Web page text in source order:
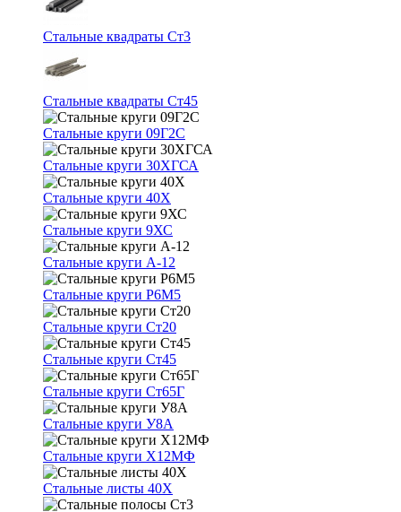
Стальные квадраты Ст3
Стальные квадраты Ст45
Стальные круги 09Г2С
Стальные круги 30ХГСА
Стальные круги 40Х
Стальные круги 9ХС
Стальные круги А-12
Стальные круги Р6М5
Стальные круги Ст20
Стальные круги Ст45
Стальные круги Ст65Г
Стальные круги У8А
Стальные круги Х12МФ
Стальные листы 40Х